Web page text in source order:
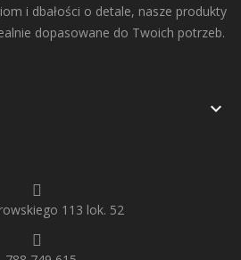
i dbałości o detale, nasze produkty
dopasowane do Twoich potrzeb.

113 lok. 52